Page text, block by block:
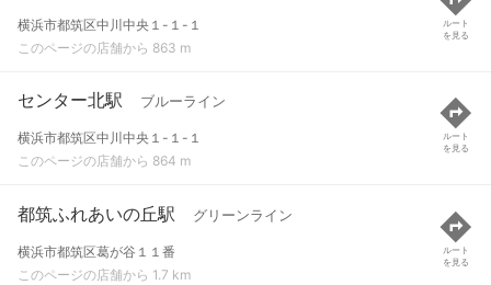
横浜市都筑区中川中央１-１-１
このページの店舗から 863 m
ルート
を見る
センター北駅 ブルーライン
横浜市都筑区中川中央１-１-１
このページの店舗から 864 m
ルート
を見る
都筑ふれあいの丘駅 グリーンライン
横浜市都筑区葛が谷１１番
このページの店舗から 1.7 km
ルート
を見る